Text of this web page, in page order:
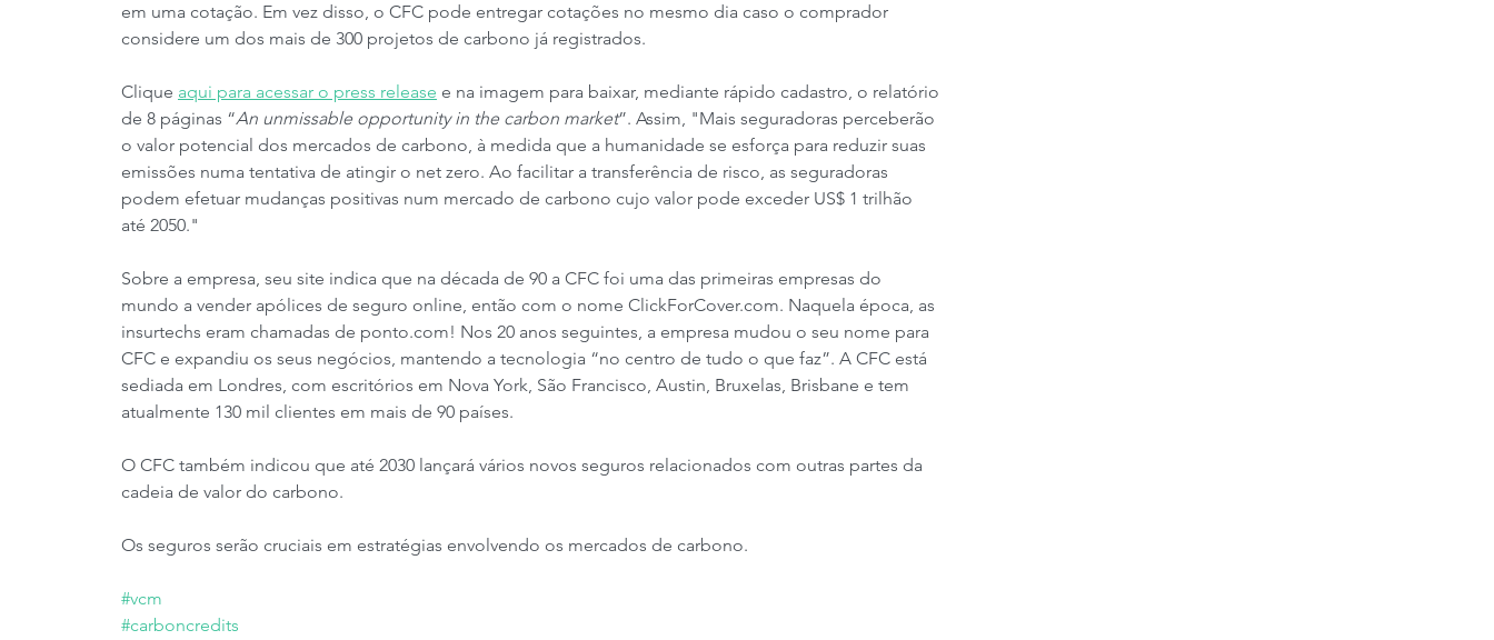
em uma cotação. Em vez disso, o CFC pode entregar cotações no mesmo dia caso o comprador
considere um dos mais de 300 projetos de carbono já registrados.
Clique aqui para acessar o press release e na imagem para baixar, mediante rápido cadastro, o relatório
de 8 páginas “An unmissable opportunity in the carbon market”. Assim, "Mais seguradoras perceberão
o valor potencial dos mercados de carbono, à medida que a humanidade se esforça para reduzir suas
emissões numa tentativa de atingir o net zero. Ao facilitar a transferência de risco, as seguradoras
podem efetuar mudanças positivas num mercado de carbono cujo valor pode exceder US$ 1 trilhão
até 2050."
Sobre a empresa, seu site indica que na década de 90 a CFC foi uma das primeiras empresas do
mundo a vender apólices de seguro online, então com o nome ClickForCover.com. Naquela época, as
insurtechs eram chamadas de ponto.com! Nos 20 anos seguintes, a empresa mudou o seu nome para
CFC e expandiu os seus negócios, mantendo a tecnologia “no centro de tudo o que faz”. A CFC está
sediada em Londres, com escritórios em Nova York, São Francisco, Austin, Bruxelas, Brisbane e tem
atualmente 130 mil clientes em mais de 90 países.
O CFC também indicou que até 2030 lançará vários novos seguros relacionados com outras partes da
cadeia de valor do carbono.
Os seguros serão cruciais em estratégias envolvendo os mercados de carbono.
#vcm
#carboncredits